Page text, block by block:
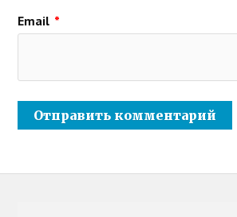
Email *